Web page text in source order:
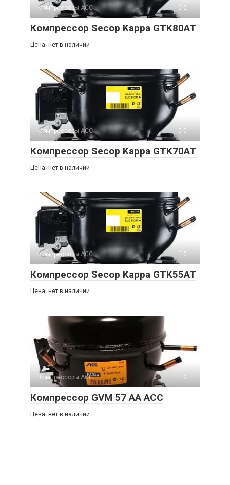
Компрессоры ACC 0
Компрессор Secop Kappa GTK80AT
Цена: нет в наличии
Компрессоры ACC 0
Компрессор Secop Kappa GTK70AT
Цена: нет в наличии
Компрессоры ACC 0
Компрессор Secop Kappa GTK55AT
Цена: нет в наличии
Компрессоры ACC 0
Компрессор GVM 57 AA ACC
Цена: нет в наличии